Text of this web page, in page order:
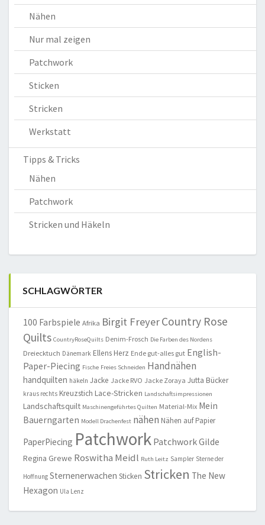
Nähen
Nur mal zeigen
Patchwork
Sticken
Stricken
Werkstatt
Tipps & Tricks
Nähen
Patchwork
Stricken und Häkeln
SCHLAGWÖRTER
100 Farbspiele Afrika Birgit FreyerCountry Rose
Quilts CountryRoseQuilts Denim-Frosch Die Farben des Nordens
Dreiecktuch Dänemark Ellens Herz Ende gut-alles gut English-
Paper-Piecing Fische Freies Schneiden Handnähen
handquilten häkeln Jacke Jacke RVO Jacke Zoraya Jutta Bücker
kraus rechts Kreuzstich Lace-Stricken Landschaftsimpressionen
Landschaftsquilt Maschinengeführtes Quilten Material-Mix Mein
Bauerngarten Modell Drachenfest nähen Nähen auf Papier
PaperPiecing Patchwork Patchwork Gilde
Regina Grewe Roswitha Meidl Ruth Leitz Sampler Sterne der
Hoffnung Sternenerwachen Sticken Stricken The New
Hexagon Ula Lenz